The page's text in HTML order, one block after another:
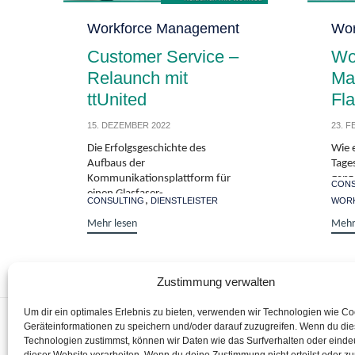
Zustimmung verwalten
Um dir ein optimales Erlebnis zu bieten, verwenden wir Technologien wie
Geräteinformationen zu speichern und/oder darauf zuzugreifen. Wenn du
Technologien zustimmst, können wir Daten wie das Surfverhalten oder
Category
Workforce Management
Customer Service –
Relaunch mit
ttUnited
15. DEZEMBER 2022
Die Erfolgsgeschichte des
Aufbaus der
Kommunikationsplattform für
einen Glasfaser-
Infrastrukturanbieter: über die
Möglichkeiten und Vorteile des...
Tags
CONSULTING , DIENSTLEISTER
Mehr lesen
23.
Wie
Tags
Startseite
Managed